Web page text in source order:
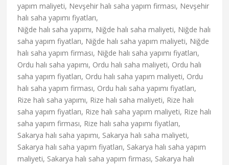
yapım maliyeti, Nevşehir halı saha yapım firması, Nevşehir
halı saha yapımı fiyatları,
Niğde halı saha yapımı, Niğde halı saha maliyeti, Niğde halı
saha yapım fiyatları, Niğde halı saha yapım maliyeti, Niğde
halı saha yapım firması, Niğde halı saha yapımı fiyatları,
Ordu halı saha yapımı, Ordu halı saha maliyeti, Ordu halı
saha yapım fiyatları, Ordu halı saha yapım maliyeti, Ordu
halı saha yapım firması, Ordu halı saha yapımı fiyatları,
Rize halı saha yapımı, Rize halı saha maliyeti, Rize halı
saha yapım fiyatları, Rize halı saha yapım maliyeti, Rize halı
saha yapım firması, Rize halı saha yapımı fiyatları,
Sakarya halı saha yapımı, Sakarya halı saha maliyeti,
Sakarya halı saha yapım fiyatları, Sakarya halı saha yapım
maliyeti, Sakarya halı saha yapım firması, Sakarya halı